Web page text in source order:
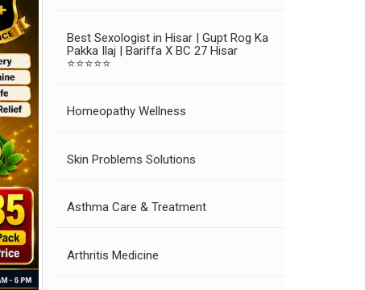
Best Sexologist in Hisar | Gupt Rog Ka
Pakka Ilaj | Bariffa X BC 27 Hisar
⭐⭐⭐⭐⭐
Homeopathy Wellness
Skin Problems Solutions
Asthma Care & Treatment
Arthritis Medicine